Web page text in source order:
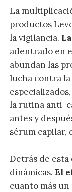
La
productos
la vigilancia.
adentrado en
abundan las
lucha contra la
la rutina anti-
antes y
sérum capilar,
Detrás de esta
dinámicas. El
cuanto más